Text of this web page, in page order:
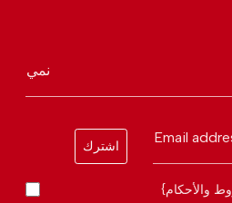
نمي
Email
اشترك
والأحكام}